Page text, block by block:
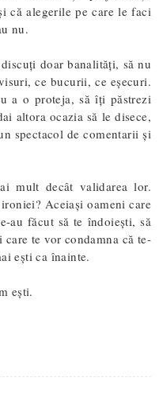
că alegerile pe care le faci
nu.
doar banalități, să nu
ce bucurii, ce eșecuri.
a o proteja, să îți păstrezi
altora ocazia să le disece,
spectacol de comentarii și
mult decât validarea lor.
Aceiași oameni care
au făcut să te îndoiești, să
te vor condamna că te-
ești ca înainte.
ești.